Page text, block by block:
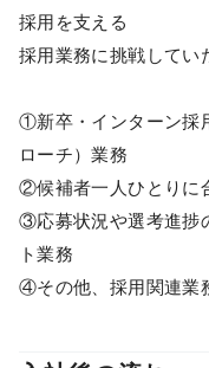
採用を支える
採用業務に挑戦してい
①新卒・インターン採
ローチ）業務
②候補者一人ひとりに
③応募状況や選考進捗
ト業務
④その他、採用関連業